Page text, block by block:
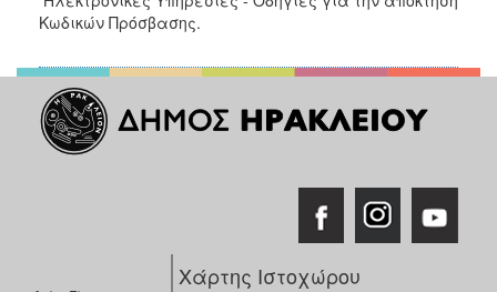
Κωδικών Πρόσβασης.
Χάρτης Ιστοχώρου